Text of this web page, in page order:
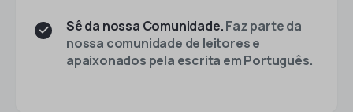
Sê da nossa Comunidade.Faz parte da
nossa comunidade de leitores e
apaixonados pela escrita em Português.